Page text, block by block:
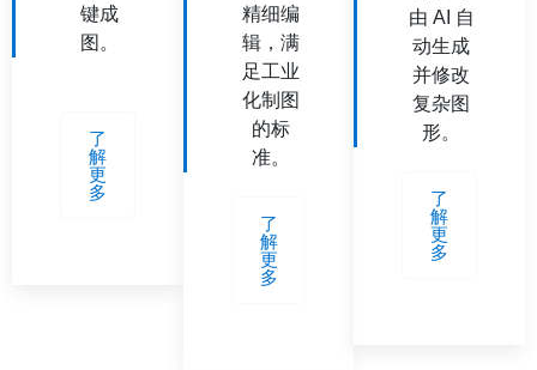
键成
图。
了
解
更
多
精细编
辑，满
足工业
化制图
的标
准。
了
解
更
多
由 AI 自
动生成
并修改
复杂图
形。
了
解
更
多